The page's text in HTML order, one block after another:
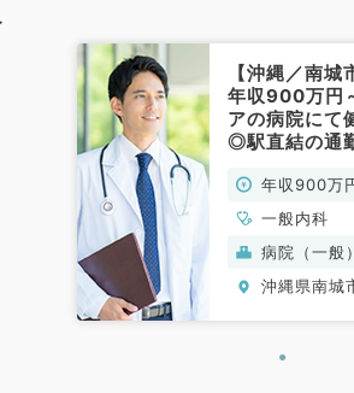
【沖縄／南
年収900万円
アの病院にて
◎駅直結の通
年収900万
一般内科
病院（一般）
沖縄県南城